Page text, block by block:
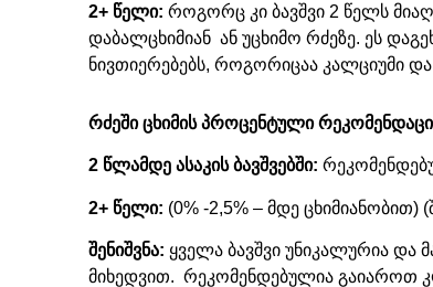
2+ წელი: როგორც კი ბავშვი 2 წელს
დაბალცხიმიან ან უცხიმო რძეზე. ეს
ნივთიერებებს, როგორიცაა კალციუმი და
რძეში ცხიმის პროცენტული
2 წლამდე ასაკის ბავშვებში:
2+ წელი: (0% -2,5% – მდე ცხიმიანობით)
შენიშვნა: ყველა ბავშვი უნიკალურია და
მიხედვით. რეკომენდებულია გაიაროთ